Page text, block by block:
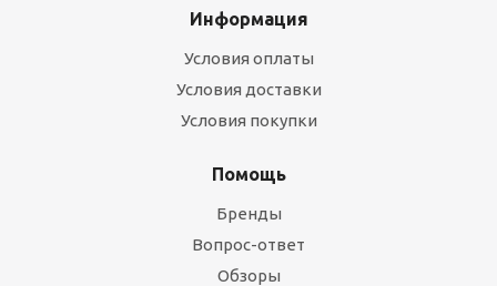
Информация
Условия оплаты
Условия доставки
Условия покупки
Помощь
Бренды
Вопрос-ответ
Обзоры